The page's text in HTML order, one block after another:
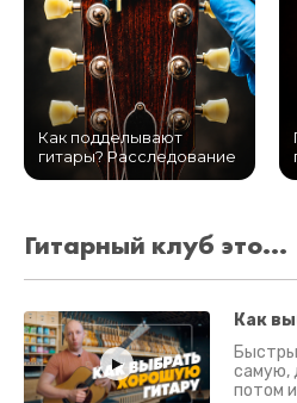
Как подделывают
гитары? Расследование
Гитарный клуб это...
Как
самую,
потом